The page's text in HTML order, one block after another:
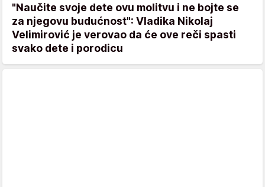
"Naučite svoje dete ovu molitvu i ne bojte se
za njegovu budućnost": Vladika Nikolaj
Velimirović je verovao da će ove reči spasti
svako dete i porodicu